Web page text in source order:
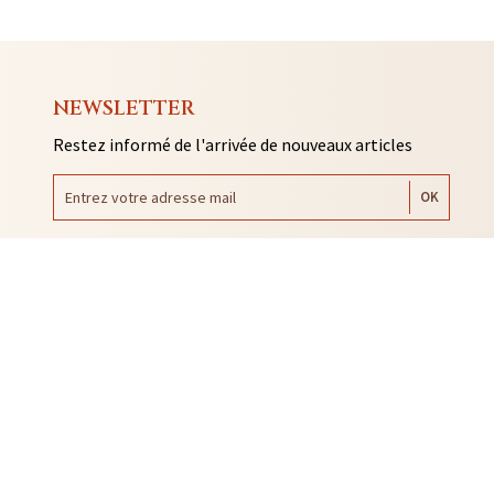
NEWSLETTER
Restez informé de l'arrivée de nouveaux articles